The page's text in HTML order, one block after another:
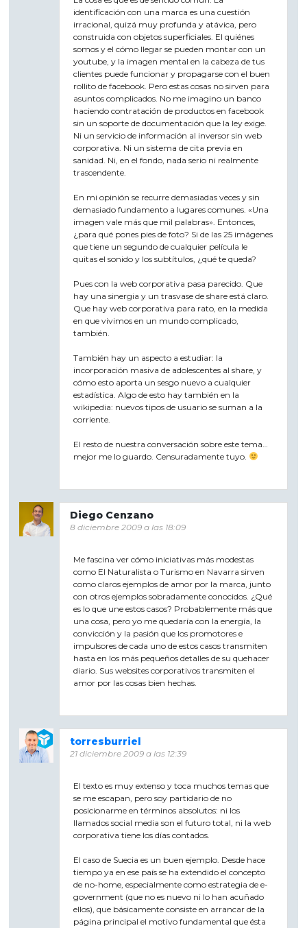
identificación con una marca es una cuestión
irracional, quizá muy profunda y atávica, pero
construida con objetos superficiales. El quiénes
somos y el cómo llegar se pueden montar con un
youtube, y la imagen mental en la cabeza de tus
clientes puede funcionar y propagarse con el buen
rollito de facebook. Pero estas cosas no sirven para
asuntos complicados. No me imagino un banco
haciendo contratación de productos en facebook
sin un soporte de documentación que la ley exige.
Ni un servicio de información al inversor sin web
corporativa. Ni un sistema de cita previa en
sanidad. Ni, en el fondo, nada serio ni realmente
trascendente.
En mi opinión se recurre demasiadas veces y sin
demasiado fundamento a lugares comunes. «Una
imagen vale más que mil palabras». Entonces,
¿para qué pones pies de foto? Si de las 25 imágenes
que tiene un segundo de cualquier película le
quitas el sonido y los subtítulos, ¿qué te queda?
Pues con la web corporativa pasa parecido. Que
hay una sinergia y un trasvase de share está claro.
Que hay web corporativa para rato, en la medida
en que vivimos en un mundo complicado,
también.
También hay un aspecto a estudiar: la
incorporación masiva de adolescentes al share, y
cómo esto aporta un sesgo nuevo a cualquier
estadística. Algo de esto hay también en la
wikipedia: nuevos tipos de usuario se suman a la
corriente.
El resto de nuestra conversación sobre este tema…
mejor me lo guardo. Censuradamente tuyo.
Diego Cenzano
8 diciembre 2009 a las 18:09
Me fascina ver cómo iniciativas más modestas
como El Naturalista o Turismo en Navarra sirven
como claros ejemplos de amor por la marca, junto
con otros ejemplos sobradamente conocidos. ¿Qué
es lo que une estos casos? Probablemente más que
una cosa, pero yo me quedaría con la energía, la
convicción y la pasión que los promotores e
impulsores de cada uno de estos casos transmiten
hasta en los más pequeños detalles de su quehacer
diario. Sus websites corporativos transmiten el
amor por las cosas bien hechas.
torresburriel
21 diciembre 2009 a las 12:39
El texto es muy extenso y toca muchos temas que
se me escapan, pero soy partidario de no
posicionarme en términos absolutos: ni los
llamados social media son el futuro total, ni la web
corporativa tiene los días contados.
El caso de Suecia es un buen ejemplo. Desde hace
tiempo ya en ese país se ha extendido el concepto
de no-home, especialmente como estrategia de e-
government (que no es nuevo ni lo han acuñado
ellos), que básicamente consiste en arrancar de la
página principal el motivo fundamental que ésta